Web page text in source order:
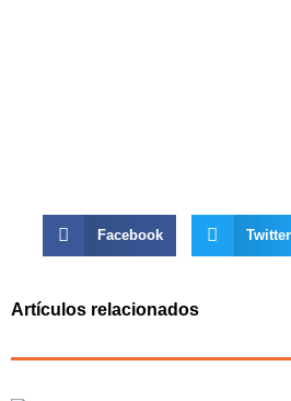
Facebook Twitter
Artículos relacionados